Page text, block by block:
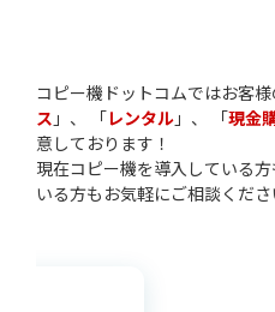
コピー機ドットコムではお客
ス 」、 「レンタル 」、 「現金
意しております！
現在コピー機を導入している
いる方もお気軽にご相談くださ